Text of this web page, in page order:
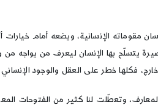
مقوماته الإنسانية، ويضعه أمام
يتسلّح بها الإنسان ليعرف من يواجه
فكلها خطر على العقل والوجود
وتعطّلت لنا كثير من الفتوحات